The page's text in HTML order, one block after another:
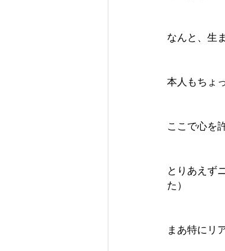
なんと、生
本人もちょ
ここで心を
とりあえず
た）
まあ特にリ